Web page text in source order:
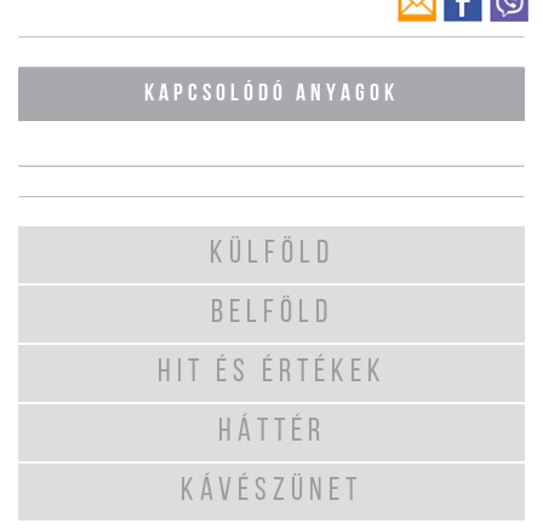
KAPCSOLÓDÓ ANYAGOK
KÜLFÖLD
BELFÖLD
HIT ÉS ÉRTÉKEK
HÁTTÉR
KÁVÉSZÜNET